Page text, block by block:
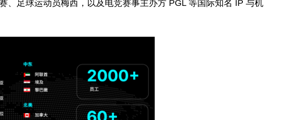
、足球运动员梅西，以及电竞赛事主办方 PGL 等国际知名 IP 与机